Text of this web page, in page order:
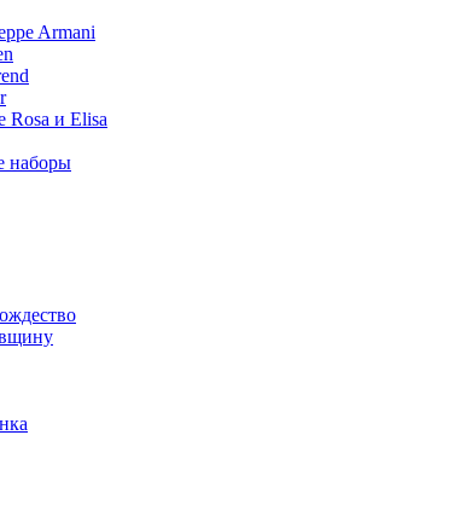
Armani
Rosa и Elisa
наборы